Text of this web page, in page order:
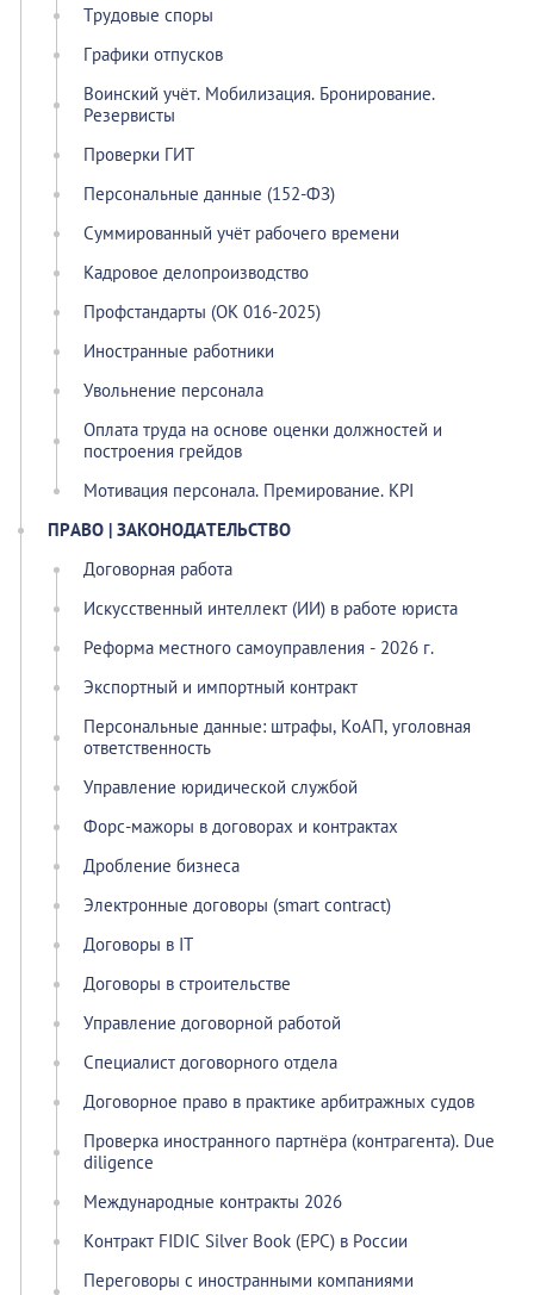
Трудовые споры
Графики отпусков
Воинский учёт. Мобилизация. Бронирование.
Резервисты
Проверки ГИТ
Персональные данные (152-ФЗ)
Суммированный учёт рабочего времени
Кадровое делопроизводство
Профстандарты (ОК 016-2025)
Иностранные работники
Увольнение персонала
Оплата труда на основе оценки должностей и
построения грейдов
Мотивация персонала. Премирование. KPI
ПРАВО | ЗАКОНОДАТЕЛЬСТВО
Договорная работа
Искусственный интеллект (ИИ) в работе юриста
Реформа местного самоуправления - 2026 г.
Экспортный и импортный контракт
Персональные данные: штрафы, КоАП, уголовная
ответственность
Управление юридической службой
Форс-мажоры в договорах и контрактах
Дробление бизнеса
Электронные договоры (smart contract)
Договоры в IT
Договоры в строительстве
Управление договорной работой
Специалист договорного отдела
Договорное право в практике арбитражных судов
Проверка иностранного партнёра (контрагента). Due
diligence
Международные контракты 2026
Контракт FIDIC Silver Book (EPC) в России
Переговоры с иностранными компаниями